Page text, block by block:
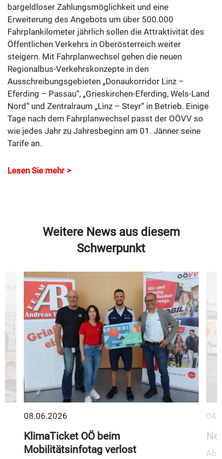
bargeldloser Zahlungsmöglichkeit und eine
Erweiterung des Angebots um über 500.000
Fahrplankilometer jährlich sollen die Attraktivität des
Öffentlichen Verkehrs in Oberösterreich weiter
steigern. Mit Fahrplanwechsel gehen die neuen
Regionalbus-Verkehrskonzepte in den
Ausschreibungsgebieten „Donaukorridor Linz –
Eferding – Passau“, „Grieskirchen-Eferding, Wels-Land
Nord“ und Zentralraum „Linz – Steyr“ in Betrieb. Einige
Tage nach dem Fahrplanwechsel passt der OÖVV so
wie jedes Jahr zu Jahresbeginn am 01. Jänner seine
Tarife an.
Lesen Sie mehr
Weitere News aus diesem
Schwerpunkt
08.06.2026
KlimaTicket OÖ beim
Mobilitätsinfotag verlost
Ab